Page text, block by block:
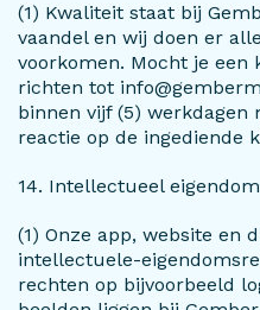
(1) Kwaliteit staat bij
vaandel en wij doen er
voorkomen. Mocht je een
richten tot
binnen vijf (5) werkdagen
reactie op de ingediende
14. Intellectueel eigendom
(1) Onze app, website en
intellectuele-
rechten op bijvoorbeeld